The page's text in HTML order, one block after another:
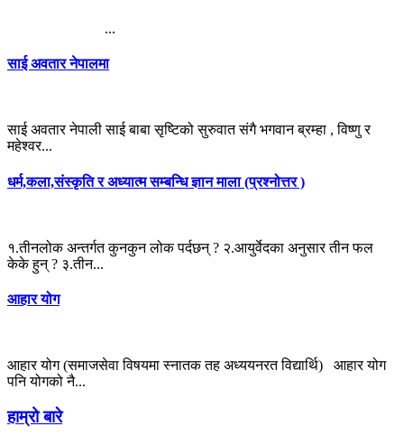
...
साई अवतार नेपालमा
साई अवतार नेपाली साई बाबा सृष्टिको सुरुवात संगै भगवान ब्रम्हा , विष्णु र
महेश्वर...
धर्म,कला,संस्कृति र अध्यात्म सम्बन्धि ज्ञान माला (प्रश्नोत्तर )
१.तीनलोक अन्तर्गत कुनकुन लोक पर्दछन् ? २.आयुर्वेदका अनुसार तीन फल
केके हुन् ? ३.तीन...
आहार योग
आहार योग (समाजसेवा विषयमा स्नातक तह अध्ययनरत विद्यार्थि) आहार योग
पनि योगको नै...
हाम्रो बारे